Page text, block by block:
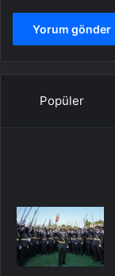
Popüler